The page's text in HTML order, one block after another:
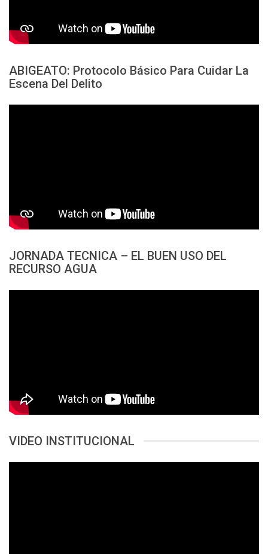
ABIGEATO: Protocolo Básico Para Cuidar La
Escena Del Delito
JORNADA TECNICA – EL BUEN USO DEL
RECURSO AGUA
VIDEO INSTITUCIONAL